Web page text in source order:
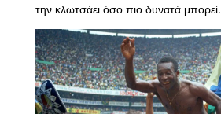
την κλωτσάει όσο πιο δυνατά μπορεί.